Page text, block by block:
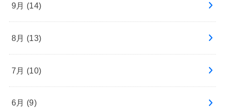
9月 (14)
8月 (13)
7月 (10)
6月 (9)